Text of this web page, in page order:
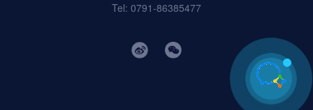
Tel: 0791-86385477